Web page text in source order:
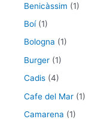
Benicàssim (1)
Boí(1)
Bologna (1)
Burger (1)
Cadis (4)
Cafe del Mar (1)
Camarena (1)